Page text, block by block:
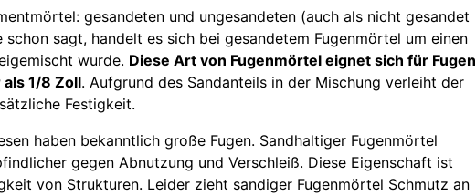
gesandeten und ungesandeten (auch als nicht gesandet
schon sagt, handelt es sich bei gesandetem Fugenmörtel um einen
wurde. Diese Art von Fugenmörtel eignet sich für Fugen
1/8 Zoll. Aufgrund des Sandanteils in der Mischung verleiht der
Festigkeit.
haben bekanntlich große Fugen. Sandhaltiger Fugenmörtel
gegen Abnutzung und Verschleiß. Diese Eigenschaft ist
von Strukturen. Leider zieht sandiger Fugenmörtel Schmutz an